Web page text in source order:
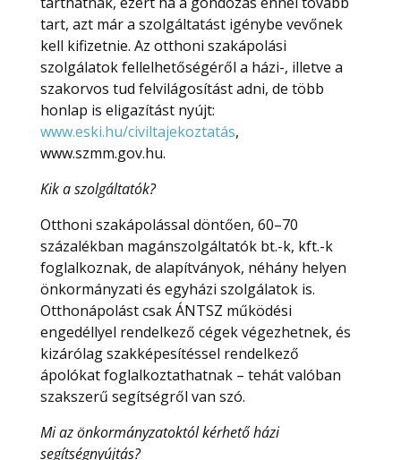
tart, azt már a szolgáltatást igénybe vevőnek
kell kifizetnie. Az otthoni szakápolási
szolgálatok fellelhetőségéről a házi-, illetve a
szakorvos tud felvilágosítást adni, de több
honlap is eligazítást nyújt:
www.eski.hu/civiltajekoztatás,
www.szmm.gov.hu.
Kik a szolgáltatók?
Otthoni szakápolással döntően, 60–70
százalékban magánszolgáltatók bt.-k, kft.-k
foglalkoznak, de alapítványok, néhány helyen
önkormányzati és egyházi szolgálatok is.
Otthonápolást csak ÁNTSZ működési
engedéllyel rendelkező cégek végezhetnek, és
kizárólag szakképesítéssel rendelkező
ápolókat foglalkoztathatnak – tehát valóban
szakszerű segítségről van szó.
Mi az önkormányzatoktól kérhető házi
segítségnyújtás?